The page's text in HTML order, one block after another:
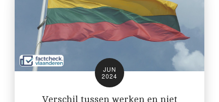
JUN
2024
Verschil tussen werken en niet